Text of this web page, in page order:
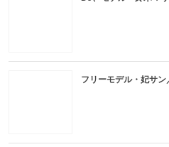
フリーモデル・妃サ